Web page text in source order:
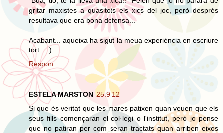
gritar maxistes a quasitots els xics del joc, però després
resultava que era bona defensa...
Acabant... aqueixa ha sigut la meua experiència en escriure
tort... :)
Respon
ESTELA MARSTON 25.9.12
Si que és veritat que les mares patixen quan veuen que els
seus fills començaran el col·legi o l'institut, però jo pense
que no patiran per com seran tractats quan arriben eixos